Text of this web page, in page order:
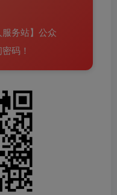
务站】公众
码！